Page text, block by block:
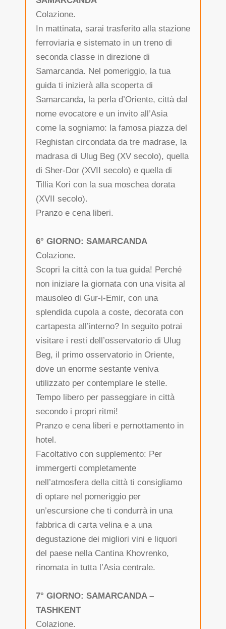
Colazione.
In mattinata, sarai trasferito alla stazione
ferroviaria e sistemato in un treno di
seconda classe in direzione di
Samarcanda. Nel pomeriggio, la tua
guida ti inizierà alla scoperta di
Samarcanda, la perla d’Oriente, città dal
nome evocatore e un invito all’Asia
come la sogniamo: la famosa piazza del
Reghistan circondata da tre madrase, la
madrasa di Ulug Beg (XV secolo), quella
di Sher-Dor (XVII secolo) e quella di
Tillia Kori con la sua moschea dorata
(XVII secolo).
Pranzo e cena liberi.
6° GIORNO: SAMARCANDA
Colazione.
Scopri la città con la tua guida! Perché
non iniziare la giornata con una visita al
mausoleo di Gur-i-Emir, con una
splendida cupola a coste, decorata con
cartapesta all’interno? In seguito potrai
visitare i resti dell’osservatorio di Ulug
Beg, il primo osservatorio in Oriente,
dove un enorme sestante veniva
utilizzato per contemplare le stelle.
Tempo libero per passeggiare in città
secondo i propri ritmi!
Pranzo e cena liberi e pernottamento in
hotel.
Facoltativo con supplemento: Per
immergerti completamente
nell’atmosfera della città ti consigliamo
di optare nel pomeriggio per
un’escursione che ti condurrà in una
fabbrica di carta velina e a una
degustazione dei migliori vini e liquori
del paese nella Cantina Khovrenko,
rinomata in tutta l’Asia centrale.
7° GIORNO: SAMARCANDA –
TASHKENT
Colazione.